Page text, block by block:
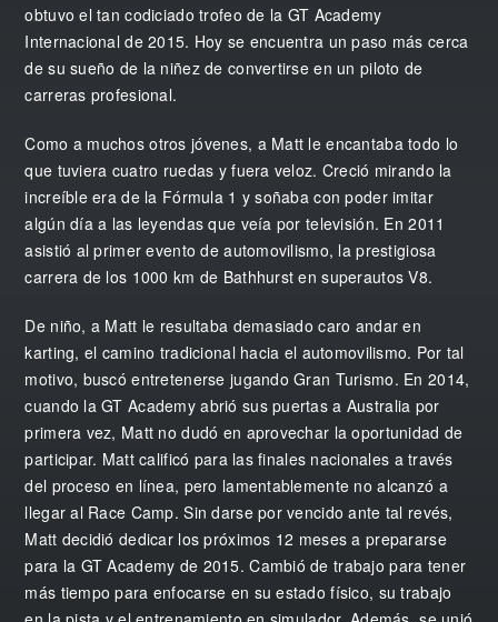
obtuvo el tan codiciado trofeo de la GT Academy
Internacional de 2015. Hoy se encuentra un paso más cerca
de su sueño de la niñez de convertirse en un piloto de
carreras profesional.
Como a muchos otros jóvenes, a Matt le encantaba todo lo
que tuviera cuatro ruedas y fuera veloz. Creció mirando la
increíble era de la Fórmula 1 y soñaba con poder imitar
algún día a las leyendas que veía por televisión. En 2011
asistió al primer evento de automovilismo, la prestigiosa
carrera de los 1000 km de Bathhurst en superautos V8.
De niño, a Matt le resultaba demasiado caro andar en
karting, el camino tradicional hacia el automovilismo. Por tal
motivo, buscó entretenerse jugando Gran Turismo. En 2014,
cuando la GT Academy abrió sus puertas a Australia por
primera vez, Matt no dudó en aprovechar la oportunidad de
participar. Matt calificó para las finales nacionales a través
del proceso en línea, pero lamentablemente no alcanzó a
llegar al Race Camp. Sin darse por vencido ante tal revés,
Matt decidió dedicar los próximos 12 meses a prepararse
para la GT Academy de 2015. Cambió de trabajo para tener
más tiempo para enfocarse en su estado físico, su trabajo